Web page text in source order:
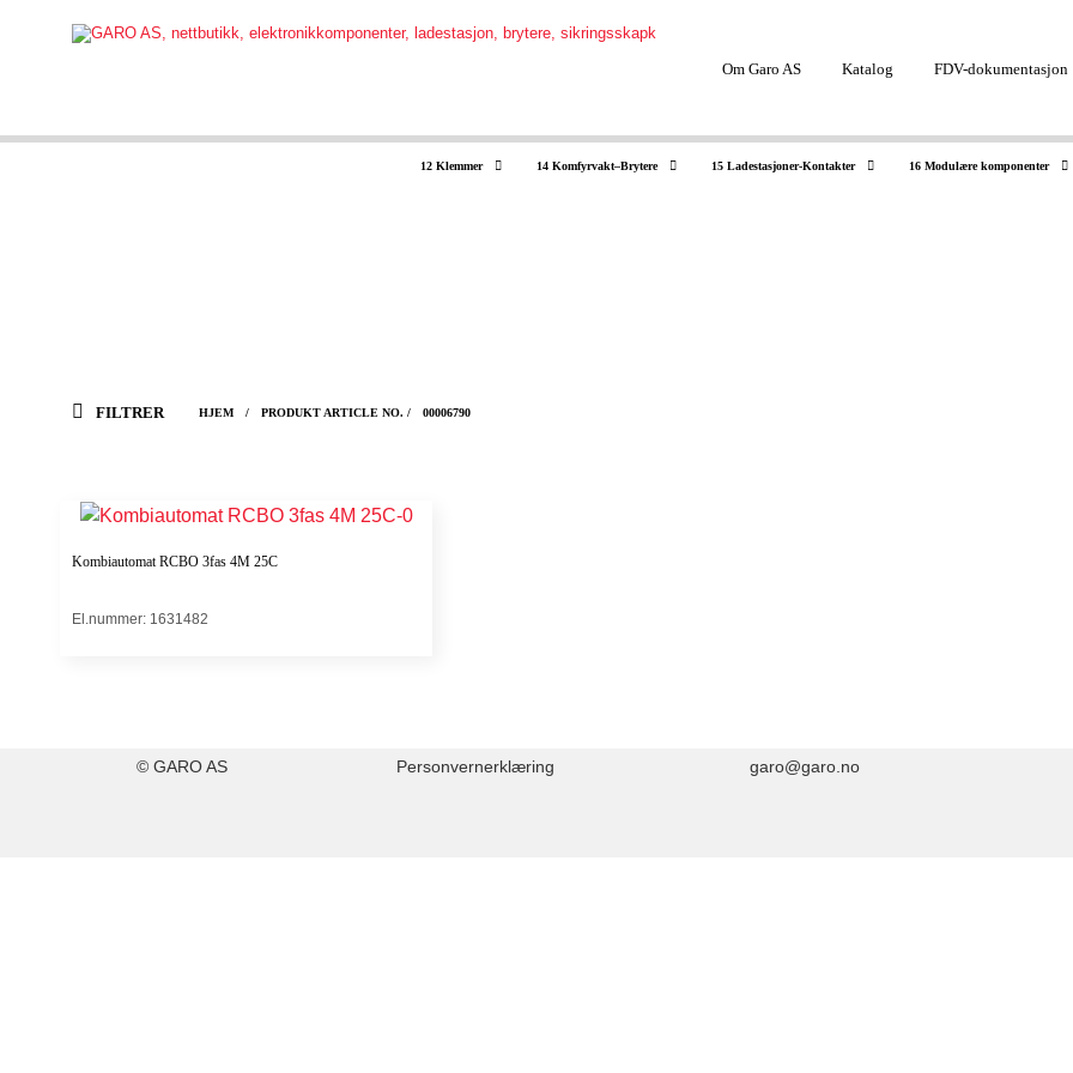
12 Klemmer 14 Komfyrvakt–Brytere 15 Ladestasjoner-Kontakter 16 Modulære komponenter
Om Garo AS Katalog FDV-dokumentasjon
FILTRER HJEM / PRODUKT ARTICLE NO. / 00006790
Kombiautomat RCBO 3fas 4M 25C
El.nummer: 1631482
© GARO AS Personvernerklæring garo@garo.no